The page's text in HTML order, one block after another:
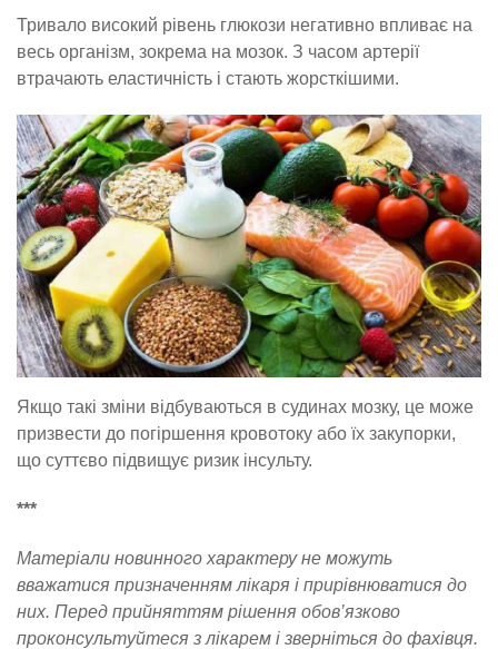
Тривало високий рівень глюкози негативно впливає на
весь організм, зокрема на мозок. З часом артерії
втрачають еластичність і стають жорсткішими.
Якщо такі зміни відбуваються в судинах мозку, це може
призвести до погіршення кровотоку або їх закупорки,
що суттєво підвищує ризик інсульту.
***
Матеріали новинного характеру не можуть
вважатися призначенням лікаря і прирівнюватися до
них. Перед прийняттям рішення обов’язково
проконсультуйтеся з лікарем і зверніться до фахівця.